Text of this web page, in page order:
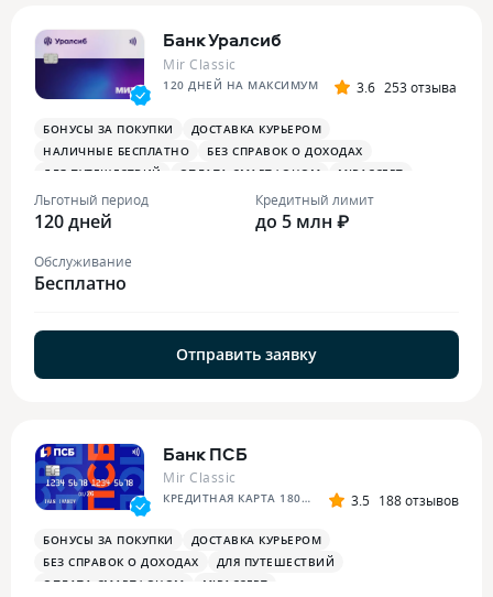
Банк Уралсиб
Mir Classic
120 ДНЕЙ НА МАКСИМУМ 3.6 253 отзыва
БОНУСЫ ЗА ПОКУПКИ
ДОСТАВКА КУРЬЕРОМ
НАЛИЧНЫЕ БЕСПЛАТНО
БЕЗ СПРАВОК О ДОХОДАХ
ДЛЯ ПУТЕШЕСТВИЙ
ОПЛАТА СМАРТФОНОМ MIRACCEPT
Льготный период
120 дней
Кредитный лимит
до 5 млн ₽
Обслуживание
Бесплатно
Отправить заявку
Банк ПСБ
Mir Classic
КРЕДИТНАЯ КАРТА 180 ДНЕЙ БЕЗ % 3.5 188 отзывов
БОНУСЫ ЗА ПОКУПКИ
ДОСТАВКА КУРЬЕРОМ
БЕЗ СПРАВОК О ДОХОДАХ
ДЛЯ ПУТЕШЕСТВИЙ
ОПЛАТА СМАРТФОНОМ
MIRACCEPT